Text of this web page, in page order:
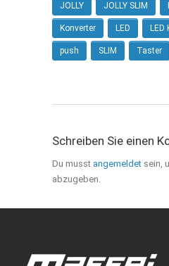
JOLLY JOLLY SLIM
Konverter LED LED
push SLIM Taster
Schreiben Sie einen
Du musst angemeldet sein,
abzugeben.